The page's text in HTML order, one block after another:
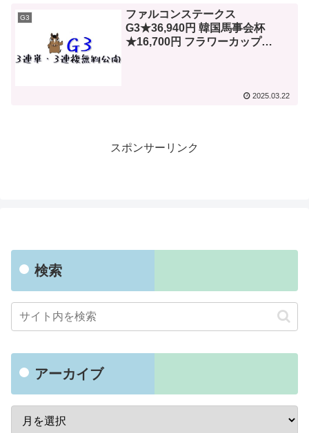
G3
ファルコンステークス
G3★36,940円 韓国馬事会杯
★16,700円 フラワーカップ
2025.03.22
スポンサーリンク
検索
アーカイブ